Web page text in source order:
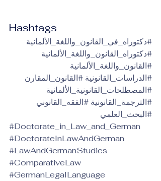
Hashtags
#دكتوراه_في_القانون_واللغة_الألمانية
#دكتوراه_القانون_واللغة_الألمانية
#القانون_واللغة_الألمانية
#الدراسات_القانونية #القانون_المقارن
#المصطلحات_القانونية_الألمانية
#الترجمة_القانونية #الفقه_القانوني
#البحث_العلمي
#Doctorate_in_Law_and_German
#DoctorateInLawAndGerman
#LawAndGermanStudies
#ComparativeLaw
#GermanLegalLanguage